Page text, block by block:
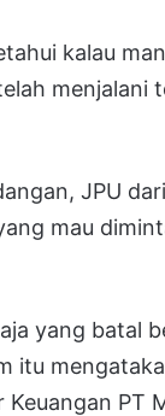
kalau
menjalani
JPU
mau
yang batal
itu
PT